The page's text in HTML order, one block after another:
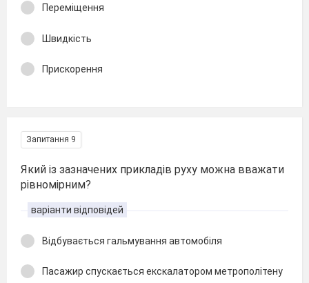
Переміщення
Швидкість
Прискорення
Запитання 9
Який із зазначених прикладів руху можна вважати
рівномірним?
варіанти відповідей
Відбувається гальмування автомобіля
Пасажир спускається екскалатором метрополітену